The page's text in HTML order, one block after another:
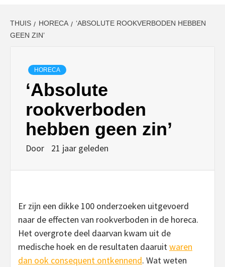
THUIS HORECA
‘ABSOLUTE ROOKVERBODEN HEBBEN
GEEN ZIN’
HORECA
‘Absolute
rookverboden
hebben geen zin’
Door 21 jaar geleden
Er zijn een dikke 100 onderzoeken uitgevoerd
naar de effecten van rookverboden in de horeca.
Het overgrote deel daarvan kwam uit de
medische hoek en de resultaten daaruit waren
dan ook consequent ontkennend. Wat weten